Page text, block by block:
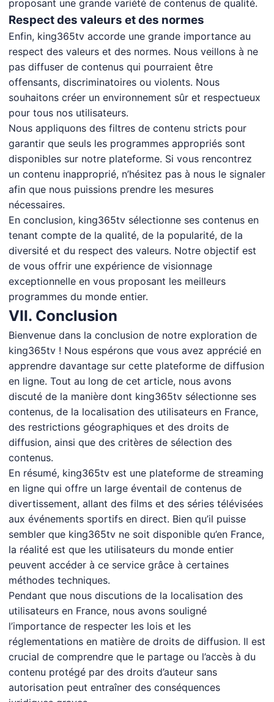
proposant une grande variété de contenus de qualité.
Respect des valeurs et des normes
Enfin, king365tv accorde une grande importance au
respect des valeurs et des normes. Nous veillons à ne
pas diffuser de contenus qui pourraient être
offensants, discriminatoires ou violents. Nous
souhaitons créer un environnement sûr et respectueux
pour tous nos utilisateurs.
Nous appliquons des filtres de contenu stricts pour
garantir que seuls les programmes appropriés sont
disponibles sur notre plateforme. Si vous rencontrez
un contenu inapproprié, n’hésitez pas à nous le signaler
afin que nous puissions prendre les mesures
nécessaires.
En conclusion, king365tv sélectionne ses contenus en
tenant compte de la qualité, de la popularité, de la
diversité et du respect des valeurs. Notre objectif est
de vous offrir une expérience de visionnage
exceptionnelle en vous proposant les meilleurs
programmes du monde entier.
VII. Conclusion
Bienvenue dans la conclusion de notre exploration de
king365tv ! Nous espérons que vous avez apprécié en
apprendre davantage sur cette plateforme de diffusion
en ligne. Tout au long de cet article, nous avons
discuté de la manière dont king365tv sélectionne ses
contenus, de la localisation des utilisateurs en France,
des restrictions géographiques et des droits de
diffusion, ainsi que des critères de sélection des
contenus.
En résumé, king365tv est une plateforme de streaming
en ligne qui offre un large éventail de contenus de
divertissement, allant des films et des séries télévisées
aux événements sportifs en direct. Bien qu’il puisse
sembler que king365tv ne soit disponible qu’en France,
la réalité est que les utilisateurs du monde entier
peuvent accéder à ce service grâce à certaines
méthodes techniques.
Pendant que nous discutions de la localisation des
utilisateurs en France, nous avons souligné
l’importance de respecter les lois et les
réglementations en matière de droits de diffusion. Il est
crucial de comprendre que le partage ou l’accès à du
contenu protégé par des droits d’auteur sans
autorisation peut entraîner des conséquences